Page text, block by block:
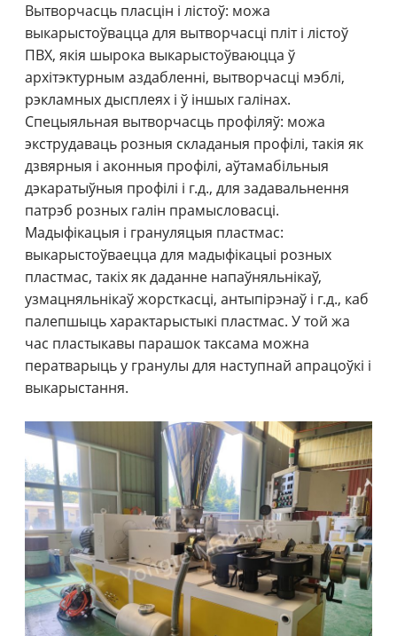
Вытворчасць пласцін і лістоў: можа
выкарыстоўвацца для вытворчасці пліт і лістоў
ПВХ, якія шырока выкарыстоўваюцца ў
архітэктурным аздабленні, вытворчасці мэблі,
рэкламных дысплеях і ў іншых галінах.
Спецыяльная вытворчасць профіляў: можа
экструдаваць розныя складаныя профілі, такія як
дзвярныя і аконныя профілі, аўтамабільныя
дэкаратыўныя профілі і г.д., для задавальнення
патрэб розных галін прамысловасці.
Мадыфікацыя і грануляцыя пластмас:
выкарыстоўваецца для мадыфікацыі розных
пластмас, такіх як даданне напаўняльнікаў,
узмацняльнікаў жорсткасці, антыпірэнаў і г.д., каб
палепшыць характарыстыкі пластмас. У той жа
час пластыкавы парашок таксама можна
ператварыць у гранулы для наступнай апрацоўкі і
выкарыстання.